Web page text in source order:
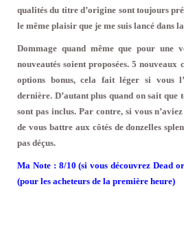
qualités du titre d’origine sont toujours
le même plaisir que je me suis lancé dans
Dommage quand même que pour une
nouveautés soient proposées. 5 nouveaux
options bonus, cela fait léger si vous
dernière. D’autant plus quand on sait que
sont pas inclus. Par contre, si vous
de vous battre aux côtés de donzelles
pas déçus.
Ma Note : 8/10 (si vous découvrez Dead
(pour les acheteurs de la première heure)